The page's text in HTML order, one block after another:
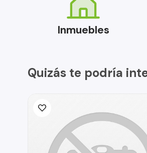
Inmuebles
Quizás te podría